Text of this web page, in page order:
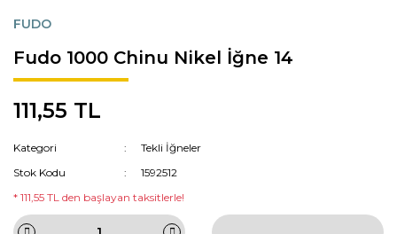
FUDO
Fudo 1000 Chinu Nikel İğne 14
111,55 TL
Kategori
Tekli İğneler
Stok Kodu
1592512
* 111,55 TL den başlayan taksitlerle!